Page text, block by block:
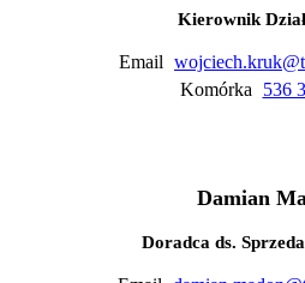
Kierownik
Email
Komórka
536
Damian
Doradca ds.